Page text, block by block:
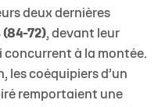
deux dernières
(84-72), devant leur
concurrent à la montée.
les coéquipiers d’un
remportaient une